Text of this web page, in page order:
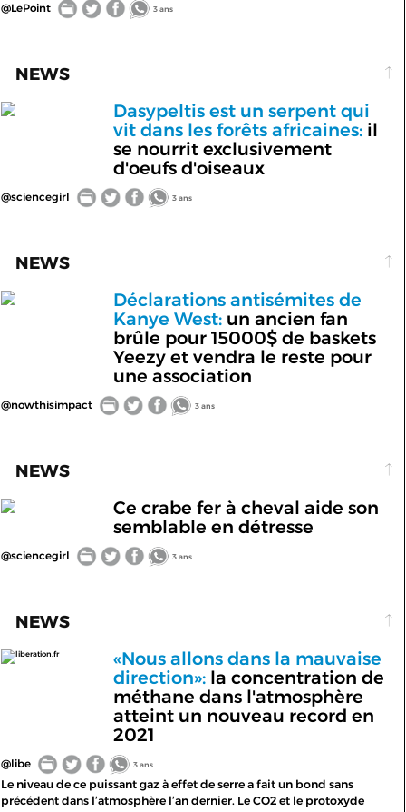
@LePoint 3 ans
NEWS
Dasypeltis est un serpent qui
vit dans les forêts africaines:il
se nourrit exclusivement
d'oeufs d'oiseaux
@sciencegirl 3 ans
NEWS
Déclarations antisémites de
Kanye West:un ancien fan
brûle pour 15000$ de baskets
Yeezy et vendra le reste pour
une association
@nowthisimpact 3 ans
NEWS
Ce crabe fer à cheval aide son
semblable en détresse
@sciencegirl 3 ans
NEWS
liberation.fr
«Nous allons dans la mauvaise
direction»:la concentration de
méthane dans l'atmosphère
atteint un nouveau record en
2021
@libe 3 ans
Le niveau de ce puissant gaz à effet de serre a fait un bond sans
précédent dans l’atmosphère l’an dernier. Le CO2 et le protoxyde